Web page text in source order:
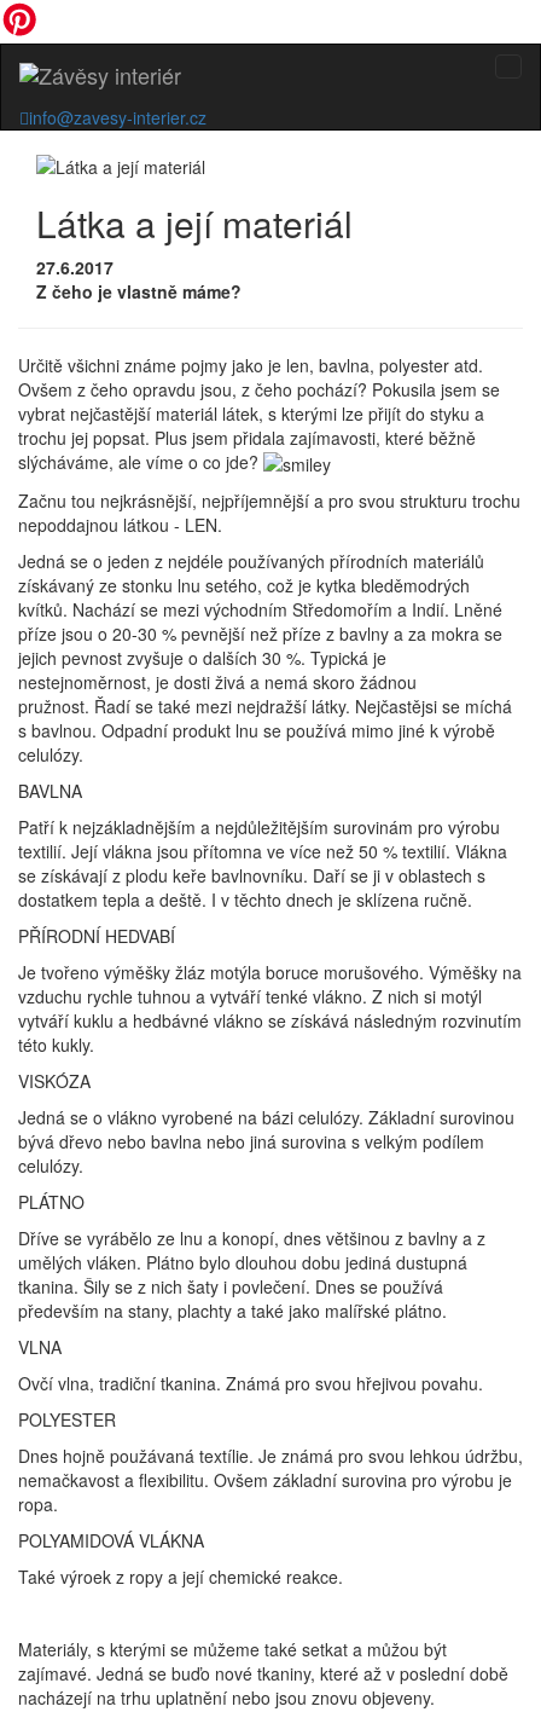
info@zavesy-interier.cz
Látka a její materiál
27.6.2017
Z čeho je vlastně máme?
Určitě všichni známe pojmy jako je len, bavlna, polyester atd.
Ovšem z čeho opravdu jsou, z čeho pochází? Pokusila jsem se
vybrat nejčastější materiál látek, s kterými lze přijít do styku a
trochu jej popsat. Plus jsem přidala zajímavosti, které běžně
slýcháváme, ale víme o co jde?
Začnu tou nejkrásnější, nejpříjemnější a pro svou strukturu trochu
nepoddajnou látkou - LEN.
Jedná se o jeden z nejdéle používaných přírodních materiálů
získávaný ze stonku lnu setého, což je kytka bleděmodrých
kvítků. Nachází se mezi východním Středomořím a Indií. Lněné
příze jsou o 20-30 % pevnější než příze z bavlny a za mokra se
jejich pevnost zvyšuje o dalších 30 %. Typická je
nestejnoměrnost, je dosti živá a nemá skoro žádnou
pružnost. Řadí se také mezi nejdražší látky. Nejčastějsi se míchá
s bavlnou. Odpadní produkt lnu se používá mimo jiné k výrobě
celulózy.
BAVLNA
Patří k nejzákladnějším a nejdůležitějším surovinám pro výrobu
textilií. Její vlákna jsou přítomna ve více než 50 % textilií. Vlákna
se získávají z plodu keře bavlnovníku. Daří se ji v oblastech s
dostatkem tepla a deště. I v těchto dnech je sklízena ručně.
PŘÍRODNÍ HEDVABÍ
Je tvořeno výměšky žláz motýla boruce morušového. Výměšky na
vzduchu rychle tuhnou a vytváří tenké vlákno. Z nich si motýl
vytváří kuklu a hedbávné vlákno se získává následným rozvinutím
této kukly.
VISKÓZA
Jedná se o vlákno vyrobené na bázi celulózy. Základní surovinou
bývá dřevo nebo bavlna nebo jiná surovina s velkým podílem
celulózy.
PLÁTNO
Dříve se vyrábělo ze lnu a konopí, dnes většinou z bavlny a z
umělých vláken. Plátno bylo dlouhou dobu jediná dustupná
tkanina. Šily se z nich šaty i povlečení. Dnes se používá
především na stany, plachty a také jako malířské plátno.
VLNA
Ovčí vlna, tradiční tkanina. Známá pro svou hřejivou povahu.
POLYESTER
Dnes hojně použávaná textílie. Je známá pro svou lehkou údržbu,
nemačkavost a flexibilitu. Ovšem základní surovina pro výrobu je
ropa.
POLYAMIDOVÁ VLÁKNA
Také výroek z ropy a její chemické reakce.
Materiály, s kterými se můžeme také setkat a můžou být
zajímavé. Jedná se buďo nové tkaniny, které až v poslední době
nacházejí na trhu uplatnění nebo jsou znovu objeveny.